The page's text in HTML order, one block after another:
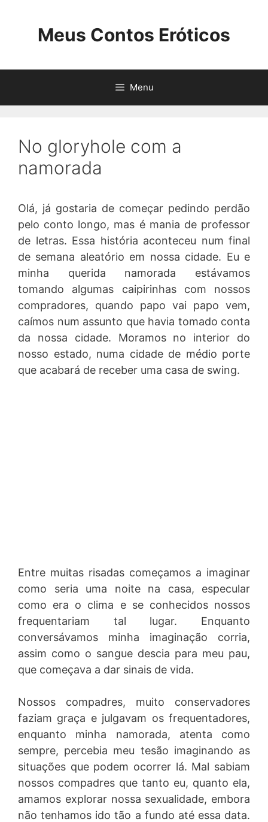
Meus Contos Eróticos
Menu
No gloryhole com a
namorada
Olá, já gostaria de começar pedindo perdão
pelo conto longo, mas é mania de professor
de letras. Essa história aconteceu num final
de semana aleatório em nossa cidade. Eu e
minha querida namorada estávamos
tomando algumas caipirinhas com nossos
compradores, quando papo vai papo vem,
caímos num assunto que havia tomado conta
da nossa cidade. Moramos no interior do
nosso estado, numa cidade de médio porte
que acabará de receber uma casa de swing.
Entre muitas risadas começamos a imaginar
como seria uma noite na casa, especular
como era o clima e se conhecidos nossos
frequentariam tal lugar. Enquanto
conversávamos minha imaginação corria,
assim como o sangue descia para meu pau,
que começava a dar sinais de vida.
Nossos compadres, muito conservadores
faziam graça e julgavam os frequentadores,
enquanto minha namorada, atenta como
sempre, percebia meu tesão imaginando as
situações que podem ocorrer lá. Mal sabiam
nossos compadres que tanto eu, quanto ela,
amamos explorar nossa sexualidade, embora
não tenhamos ido tão a fundo até essa data.